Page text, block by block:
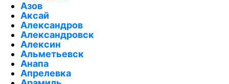
Азов
Аксай
Александров
Александровск
Алексин
Альметьевск
Анапа
Апрелевка